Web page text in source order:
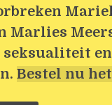
Marlies
seksualiteit
Bestel nu